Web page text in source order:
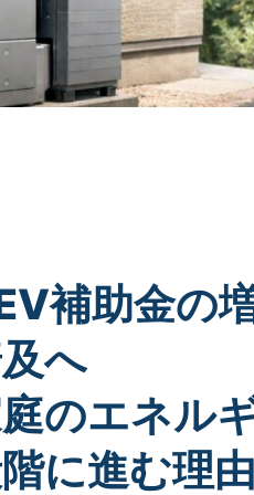
補助金の
へ
のエネル
に進む理由